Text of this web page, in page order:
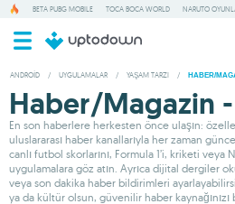
BETA PUBG MOBILE TOCA BOCA WORLD NARUTO
ANDROID / UYGULAMALAR / YAŞAM TARZI / HABER/
Haber/Magazin -
En son haberlere herkesten önce ulaşın:
uluslararası haber kanallarıyla her zaman
canlı futbol skorlarını, Formula 1’i, kriketi
uygulamalara göz atın. Ayrıca dijital dergiler
veya son dakika haber bildirimleri
ya da kültür olsun, güvenilir haber kaynağınızı